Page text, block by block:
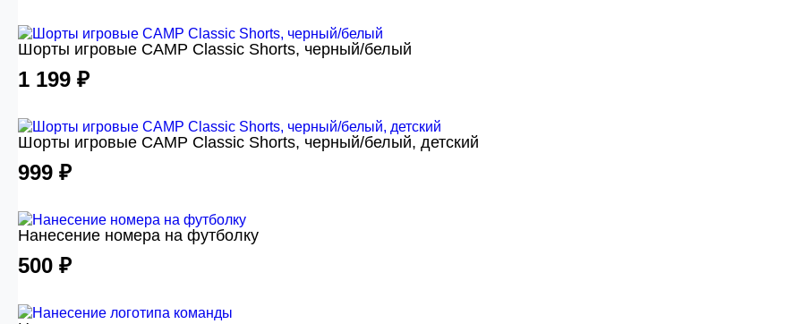
Шорты игровые CAMP Classic Shorts, черный/белый
1 199 ₽
Шорты игровые CAMP Classic Shorts, черный/белый, детский
999 ₽
Нанесение номера на футболку
500 ₽